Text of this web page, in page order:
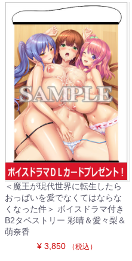
＜魔王が現代世界に転生したら
おっぱいを愛でなくてはならな
くなった件＞ ボイスドラマ付き
B2タペストリー 彩晴＆愛々梨＆
萌奈香
¥ 3,850
（税込）